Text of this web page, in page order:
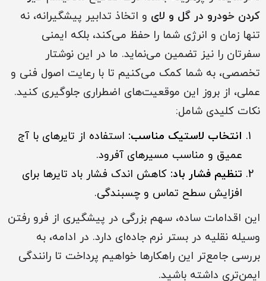
کردن خودرو در گل و لای و اتخاذ تدابیر پیشگیرانه، نه
تنها زمان و انرژی شما را حفظ می‌کند، بلکه ایمنی
سفرتان را نیز تضمین می‌نماید. ما در این نوشتار
تخصصی، به شما کمک می‌کنیم تا با رعایت اصول فنی و
عملی، از بروز این موقعیت‌های اضطراری جلوگیری کنید.
نکات کلیدی شامل:
انتخاب لاستیک مناسب: استفاده از تایرهای با آج
عمیق و مناسب مسیرهای آفرود.
تنظیم فشار باد: کاهش اندک فشار باد تایرها برای
افزایش سطح تماس و چسبندگی.
این اقدامات ساده، سهم بزرگی در پیشگیری از فرو رفتن
وسیله نقلیه در بستر نرم جاده‌ای دارد. در ادامه، به
بررسی جامع‌تر این راهکارها خواهیم پرداخت تا رانندگی
ایمن‌تری داشته باشید.